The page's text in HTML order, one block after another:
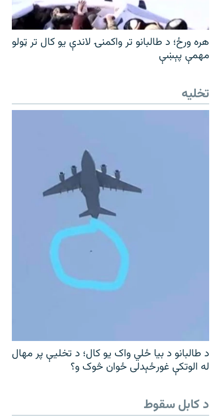
هره ورځ؛ د طالبانو تر واکمنۍ لاندې یو کال تر ټولو
مهمې پېښې
تخلیه
د طالبانو د بیا ځلي واک یو کال؛ د تخلیې پر مهال
له الوتکې غورځېدلی ځوان څوک و؟
د کابل سقوط